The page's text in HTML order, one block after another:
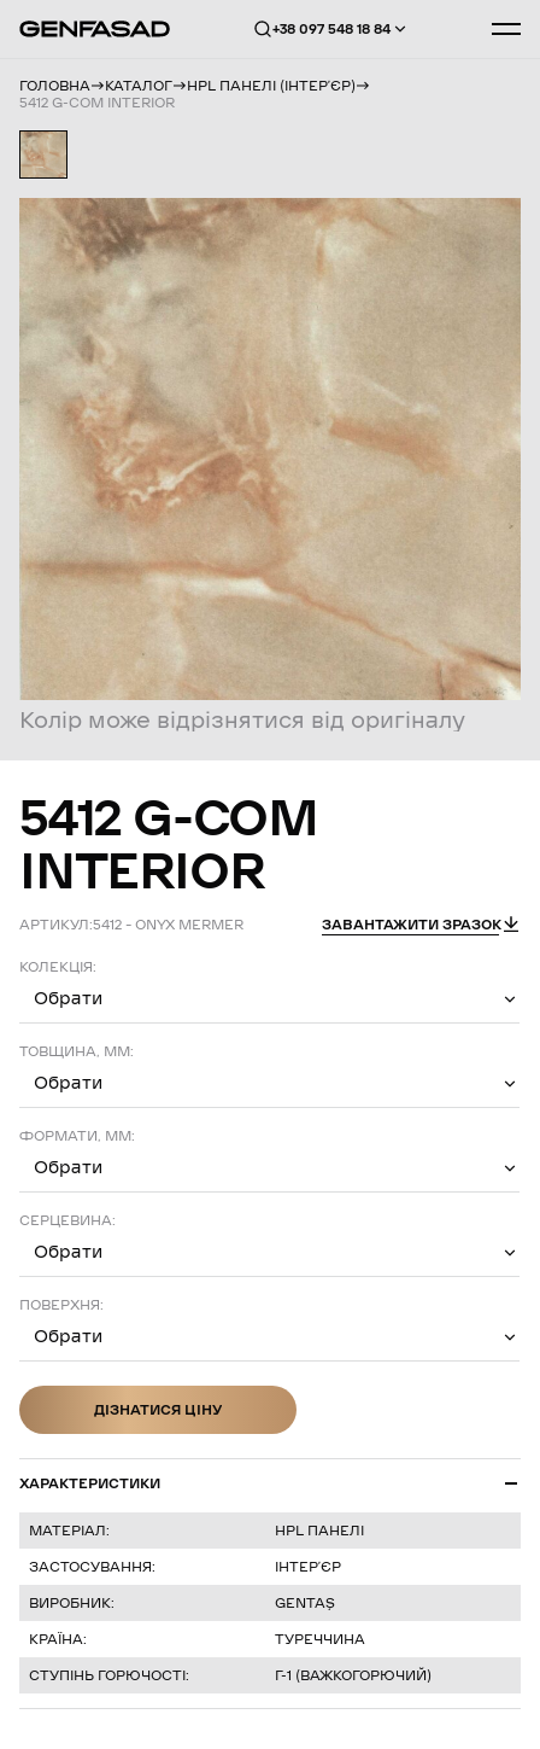
+38 097 548 18 84
ГОЛОВНА КАТАЛОГ
HPL ПАНЕЛІ (ІНТЕРʼЄР)
5412 G-COM INTERIOR
Колір може відрізнятися від оригіналу
5412 G-COM
INTERIOR
АРТИКУЛ:5412 – ONYX MERMER ЗАВАНТАЖИТИ ЗРАЗОК
КОЛЕКЦІЯ:
Обрати
ТОВЩИНА, ММ:
Обрати
ФОРМАТИ, ММ:
Обрати
СЕРЦЕВИНА:
Обрати
ПОВЕРХНЯ:
Обрати
ДІЗНАТИСЯ ЦІНУ
ХАРАКТЕРИСТИКИ
МАТЕРІАЛ:
HPL ПАНЕЛІ
ЗАСТОСУВАННЯ:
ІНТЕР’ЄР
ВИРОБНИК:
GENTAŞ
КРАЇНА:
ТУРЕЧЧИНА
СТУПІНЬ ГОРЮЧОСТІ:
Г-1 (ВАЖКОГОРЮЧИЙ)